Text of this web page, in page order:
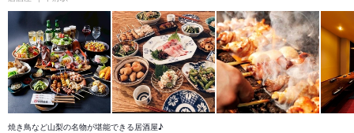
焼き鳥など山梨の名物が堪能できる居酒屋♪